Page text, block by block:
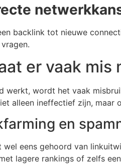
backlink tot nieuwe
er vaak mis
werkt, wordt het vaak
alleen ineffectief zijn, maar
en
wel eens gehoord van
lagere rankings of zelfs